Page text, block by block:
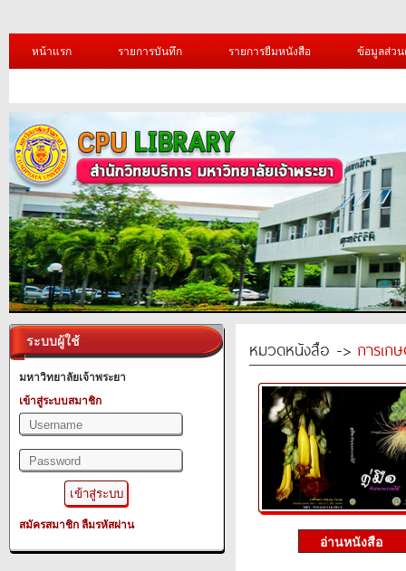
หน้าแรก รายการบันทึก รายการยืมหนังสือ ข้อมูลส่ว
ระบบผู้ใช้
มหาวิทยาลัยเจ้าพระยา
เข้าสู่ระบบสมาชิก
สมัครสมาชิก ลืมรหัสผ่าน
หมวดหนังสือ -> การเก